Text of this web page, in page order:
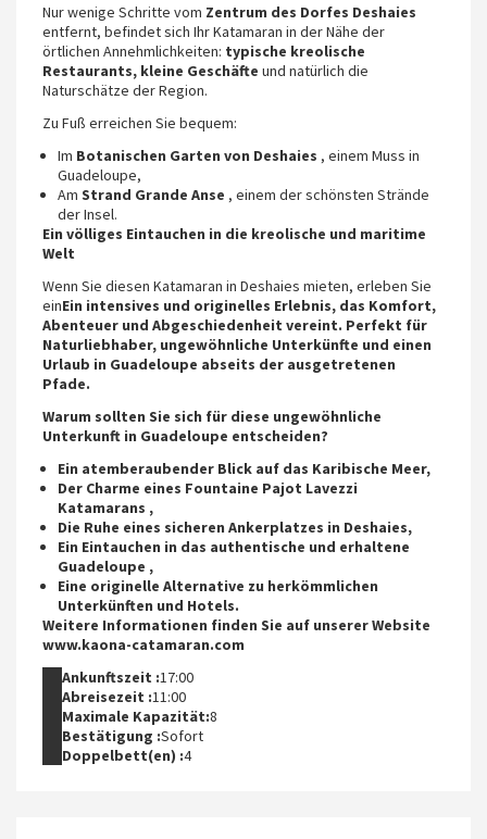
Nur wenige Schritte vom Zentrum des Dorfes Deshaies
entfernt, befindet sich Ihr Katamaran in der Nähe der
örtlichen Annehmlichkeiten: typische kreolische
Restaurants, kleine Geschäfte und natürlich die
Naturschätze der Region.
Zu Fuß erreichen Sie bequem:
Im Botanischen Garten von Deshaies , einem Muss in
Guadeloupe,
Am Strand Grande Anse , einem der schönsten Strände
der Insel.
Ein völliges Eintauchen in die kreolische und maritime
Welt
Wenn Sie diesen Katamaran in Deshaies mieten, erleben Sie
einEin intensives und originelles Erlebnis, das Komfort,
Abenteuer und Abgeschiedenheit vereint. Perfekt für
Naturliebhaber, ungewöhnliche Unterkünfte und einen
Urlaub in Guadeloupe abseits der ausgetretenen
Pfade.
Warum sollten Sie sich für diese ungewöhnliche
Unterkunft in Guadeloupe entscheiden?
Ein atemberaubender Blick auf das Karibische Meer,
Der Charme eines Fountaine Pajot Lavezzi
Katamarans ,
Die Ruhe eines sicheren Ankerplatzes in Deshaies,
Ein Eintauchen in das authentische und erhaltene
Guadeloupe ,
Eine originelle Alternative zu herkömmlichen
Unterkünften und Hotels.
Weitere Informationen finden Sie auf unserer Website
www.kaona-catamaran.com
Ankunftszeit :17:00
Abreisezeit :11:00
Maximale Kapazität:8
Bestätigung :Sofort
Doppelbett(en) :4